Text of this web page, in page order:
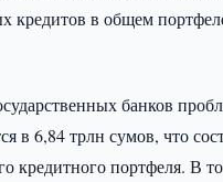
кредитов в общем
банков
в 6,84 трлн сумов, что
кредитного портфеля. В